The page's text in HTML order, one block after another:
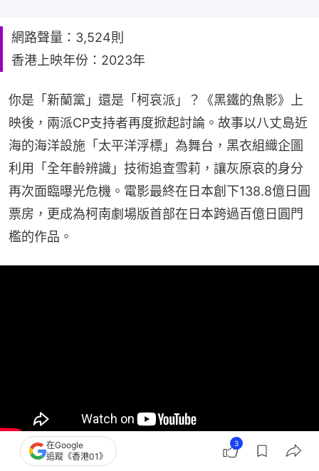
網路聲量：3,524則
香港上映年份：2023年
你是「新蘭黨」還是「柯哀派」？《黑鐵的魚影》上
映後，兩派CP支持者再度掀起討論。故事以八丈島近
海的海洋設施「太平洋浮標」為舞台，黑衣組織企圖
利用「全年齡辨識」技術追查雪莉，讓灰原哀的身分
再次面臨曝光危機。電影最終在日本創下138.8億日圓
票房，更成為柯南劇場版首部在日本跨過百億日圓門
檻的作品。
在Google
追蹤《香港01》
3